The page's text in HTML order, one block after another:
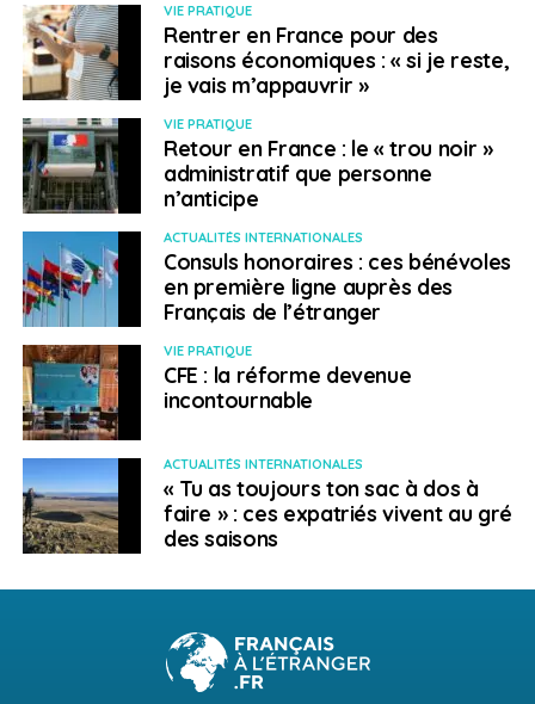
VIE PRATIQUE
Rentrer en France pour des
raisons économiques : « si je reste,
je vais m’appauvrir »
VIE PRATIQUE
Retour en France : le « trou noir »
administratif que personne
n’anticipe
ACTUALITÉS INTERNATIONALES
Consuls honoraires : ces bénévoles
en première ligne auprès des
Français de l’étranger
VIE PRATIQUE
CFE : la réforme devenue
incontournable
ACTUALITÉS INTERNATIONALES
« Tu as toujours ton sac à dos à
faire » : ces expatriés vivent au gré
des saisons